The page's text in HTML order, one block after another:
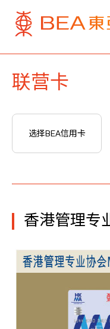
联营卡
选择BEA信用卡
香港管理专